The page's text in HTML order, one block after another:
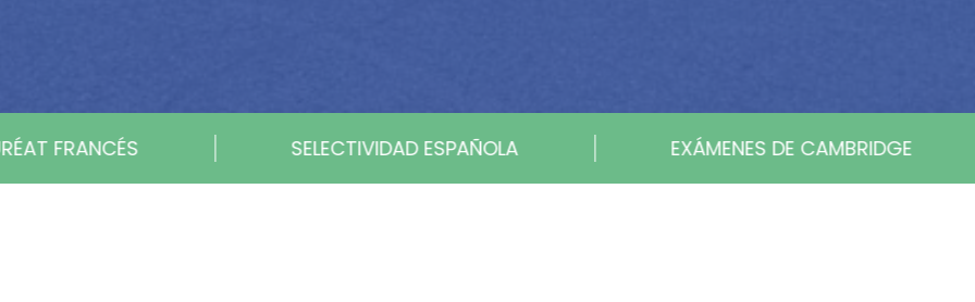
SELECTIVIDAD ESPAÑOLA EXÁMENES DE CAMBRIDGE DELF ESCOLAR